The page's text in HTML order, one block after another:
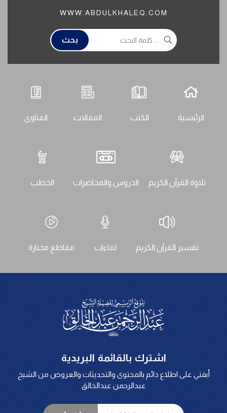
WWW.ABDULKHALEQ.COM
بحث
الرئيسية الكتب المقالات الفتاوى
تلاوة القرآن الكريم الدروس والمحاضرات الخطب
تفسير القرآن الكريم لقاءات مقاطع مختارة
اشترك بالقائمة البريدية
أبقني على اطلاع دائم بالمحتوى والتحديثات والعروض من الشيخ
عبدالرحمن عبدالخالق